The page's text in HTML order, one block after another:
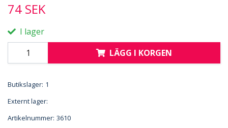
74 SEK
I lager
LÄGG I KORGEN
Butikslager: 1
Externt lager:
Artikelnummer: 3610